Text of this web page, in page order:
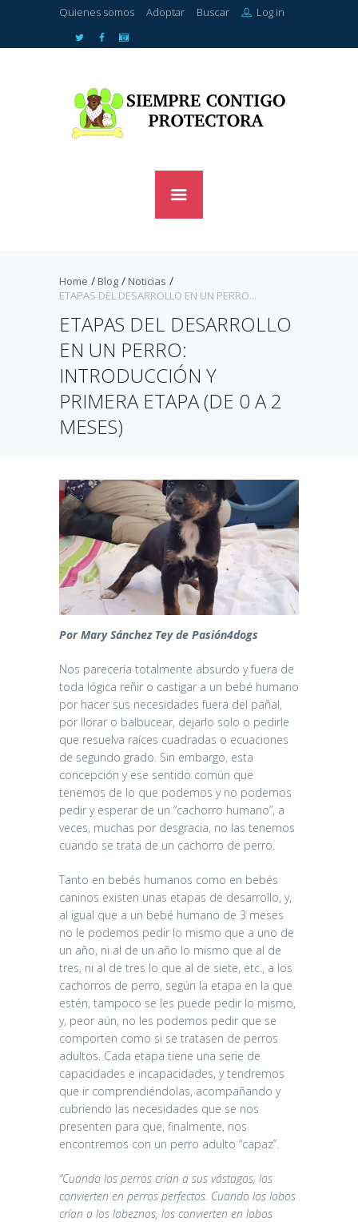
Quienes somos Adoptar Buscar Log in
Home Blog
Noticias
ETAPAS DEL DESARROLLO EN UN PERRO...
ETAPAS DEL DESARROLLO
EN UN PERRO:
INTRODUCCIÓN Y
PRIMERA ETAPA (DE 0 A 2
MESES)
Por Mary Sánchez Tey de Pasión4dogs
Nos parecería totalmente absurdo y fuera de
toda lógica reñir o castigar a un bebé humano
por hacer sus necesidades fuera del pañal,
por llorar o balbucear, dejarlo solo o pedirle
que resuelva raíces cuadradas o ecuaciones
de segundo grado. Sin embargo, esta
concepción y ese sentido común que
tenemos de lo que podemos y no podemos
pedir y esperar de un “cachorro humano”, a
veces, muchas por desgracia, no las tenemos
cuando se trata de un cachorro de perro.
Tanto en bebés humanos como en bebés
caninos existen unas etapas de desarrollo, y,
al igual que a un bebé humano de 3 meses
no le podemos pedir lo mismo que a uno de
un año, ni al de un año lo mismo que al de
tres, ni al de tres lo que al de siete, etc., a los
cachorros de perro, según la etapa en la que
estén, tampoco se les puede pedir lo mismo,
y, peor aún, no les podemos pedir que se
comporten como si se tratasen de perros
adultos. Cada etapa tiene una serie de
capacidades e incapacidades, y tendremos
que ir comprendiéndolas, acompañando y
cubriendo las necesidades que se nos
presenten para que, finalmente, nos
encontremos con un perro adulto “capaz”.
“Cuando los perros crían a sus vástagos, los
convierten en perros perfectos. Cuando los lobos
crían a los lobeznos, los convierten en lobos